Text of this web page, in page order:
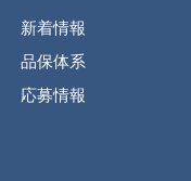
新着情報
品保体系
応募情報